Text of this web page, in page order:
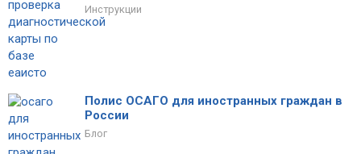
Инструкции
Полис ОСАГО для иностранных граждан в
России
Блог